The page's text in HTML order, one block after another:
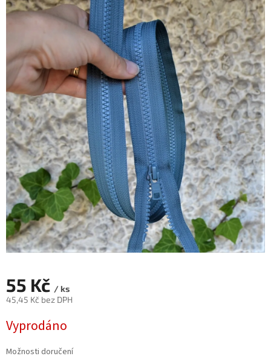
55 Kč / ks
45,45 Kč bez DPH
cena:
Vyprodáno
Možnosti doručení